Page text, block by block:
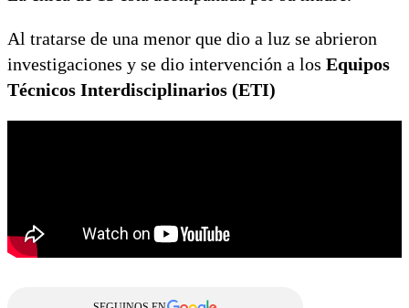
Al tratarse de una menor que dio a luz se abrieron
investigaciones y se dio intervención a los Equipos
Técnicos Interdisciplinarios (ETI)